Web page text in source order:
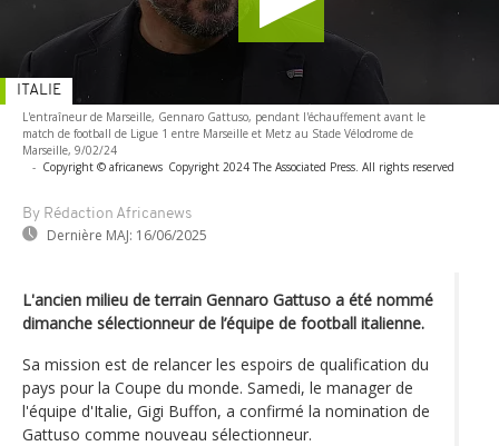
L'entraîneur de Marseille, Gennaro Gattuso, pendant l'échauffement avant le
match de football de Ligue 1 entre Marseille et Metz au Stade Vélodrome de
Marseille, 9/02/24
- Copyright © africanews Copyright 2024 The Associated Press. All rights reserved
By Rédaction Africanews
Dernière MAJ: 16/06/2025
ITALIE
L'ancien milieu de terrain Gennaro Gattuso a été nommé
dimanche sélectionneur de l’équipe de football italienne.
Sa mission est de relancer les espoirs de qualification du
pays pour la Coupe du monde. Samedi, le manager de
l'équipe d'Italie, Gigi Buffon, a confirmé la nomination de
Gattuso comme nouveau sélectionneur.